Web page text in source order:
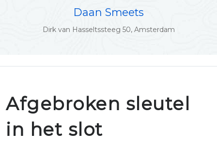
Daan Smeets
Dirk van Hasseltssteeg 50, Amsterdam
Afgebroken sleutel
in het slot